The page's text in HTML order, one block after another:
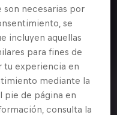
son necesarias por
se
incluyen aquellas
para fines de
tu experiencia en
mediante la
pie de página en
consulta la